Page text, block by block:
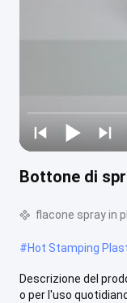
Bottone di
flacone spray in
#Hot Stamping
Descrizione del
o per l'uso